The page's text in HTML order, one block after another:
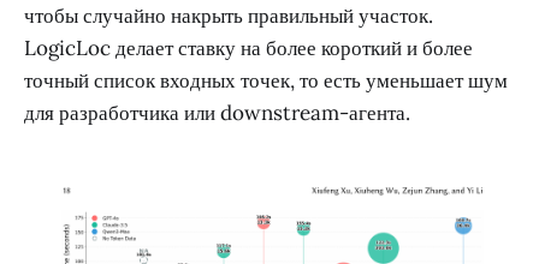
чтобы случайно накрыть правильный участок.
LogicLoc делает ставку на более короткий и более
точный список входных точек, то есть уменьшает шум
для разработчика или downstream-агента.